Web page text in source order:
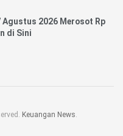
Agustus 2026 Merosot Rp
di Sini
Keuangan News.